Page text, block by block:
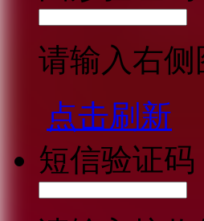
请输入右
点击刷新
短信验证码